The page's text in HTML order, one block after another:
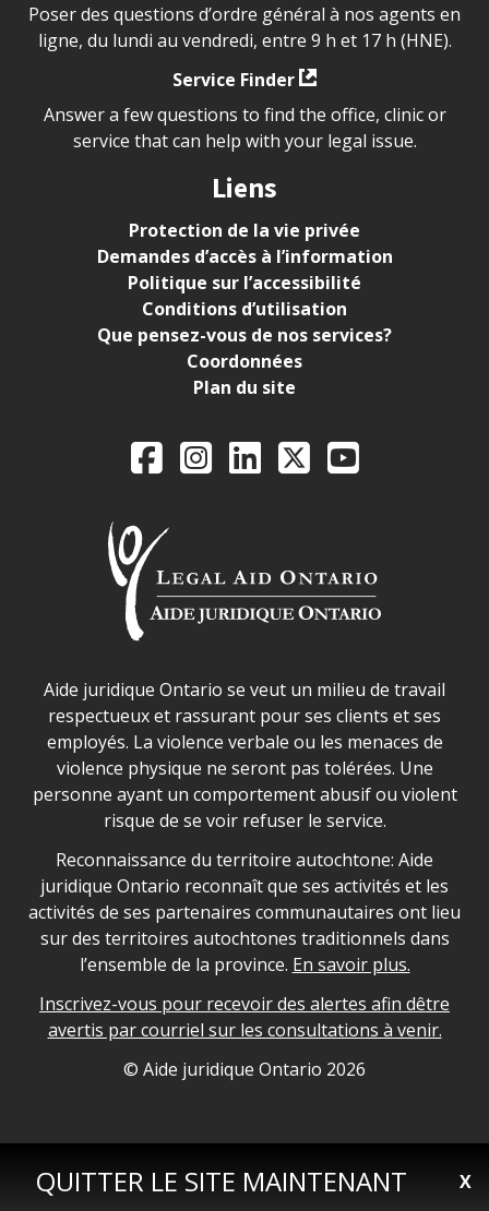
QUITTER LE SITE MAINTENANT X
Poser des questions d’ordre général à nos agents en
ligne, du lundi au vendredi, entre 9 h et 17 h (HNE).
Service Finder
Answer a few questions to find the office, clinic or
service that can help with your legal issue.
Liens
Protection de la vie privée
Demandes d’accès à l’information
Politique sur l’accessibilité
Conditions d’utilisation
Que pensez-vous de nos services?
Coordonnées
Plan du site
Legal Aid Ontario
FacebookInstagram
LinkedIn
X YouTube
Déclaration sur la sécurité dans les locaux d'AJO.
Aide juridique Ontario se veut un milieu de travail
respectueux et rassurant pour ses clients et ses
employés. La violence verbale ou les menaces de
violence physique ne seront pas tolérées. Une
personne ayant un comportement abusif ou violent
risque de se voir refuser le service.
Legal Aid Ontario land acknowledgement
Reconnaissance du territoire autochtone: Aide
juridique Ontario reconnaît que ses activités et les
activités de ses partenaires communautaires ont lieu
sur des territoires autochtones traditionnels dans
l’ensemble de la province. En savoir plus.
Inscrivez-vous pour recevoir des alertes afin dêtre
avertis par courriel sur les consultations à venir.
Legal Aid Ontario copyright information
© Aide juridique Ontario 2026